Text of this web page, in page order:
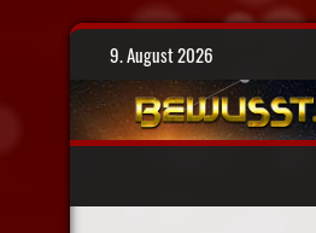
Skip
9. August 2026